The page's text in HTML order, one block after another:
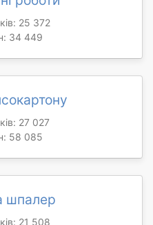
25 372
34 449
27 027
58 085
шпалер
21 508